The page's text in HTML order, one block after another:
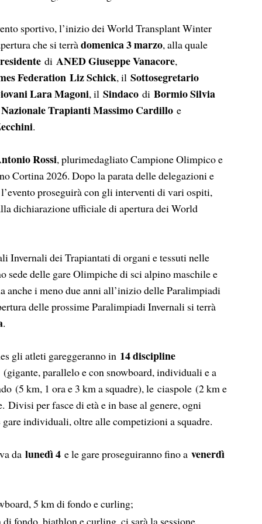
sportivo, l’inizio dei World Transplant Winter
che si terràdomenica 3 marzo, alla quale
di ANED Giuseppe Vanacore,
Federation Liz Schick, il Sottosegretario
Lara Magoni, il Sindaco di Bormio Silvia
Trapianti Massimo Cardillo e
.
Rossi, plurimedagliato Campione Olimpico e
Cortina 2026. Dopo la parata delle delegazioni e
proseguirà con gli interventi di vari ospiti,
dichiarazione ufficiale di apertura dei World
Invernali dei Trapiantati di organi e tessuti nelle
sede delle gare Olimpiche di sci alpino maschile e
anche i meno due anni all’inizio delle Paralimpiadi
delle prossime Paralimpiadi Invernali si terrà
.
gli atleti gareggeranno in 14 discipline
parallelo e con snowboard, individuali e a
(5 km, 1 ora e 3 km a squadre), le ciaspole (2 km e
per fasce di età e in base al genere, ogni
individuali, oltre alle competizioni a squadre.
da lunedì 4 e le gare proseguiranno fino a venerdì
5 km di fondo e curling;
fondo, biathlon e curling, ci sarà la sessione